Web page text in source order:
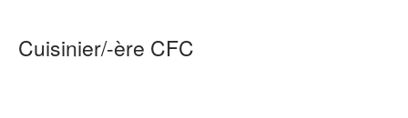
Cuisinier/-ère CFC